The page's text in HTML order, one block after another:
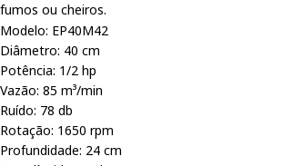
fumos ou cheiros.
Modelo: EP40M42
Diâmetro: 40 cm
Potência: 1/2 hp
Vazão: 85 m³/min
Ruído: 78 db
Rotação: 1650 rpm
Profundidade: 24 cm